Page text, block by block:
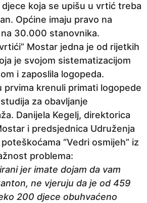
koja se upišu u vrtić treba
Općine imaju pravo na
30.000 stanovnika.
Mostar jedna je od rijetkih
je svojom sistematizacijom
i zaposlila logopeda.
prvima krenuli primati logopede
za obavljanje
Danijela Kegelj, direktorica
i predsjednica Udruženja
“Vedri osmijeh” iz
problema:
jer imate dojam da vam
ne vjeruju da je od 459
200 djece obuhvaćeno